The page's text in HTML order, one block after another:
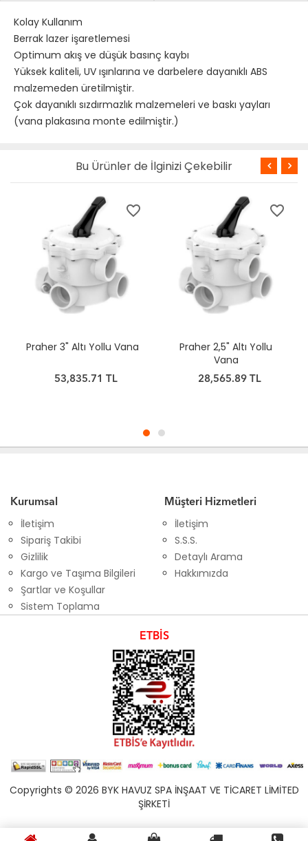
Kolay Kullanım
Berrak lazer işaretlemesi
Optimum akış ve düşük basınç kaybı
Yüksek kaliteli, UV ışınlarına ve darbelere dayanıklı ABS
malzemeden üretilmiştir.
Çok dayanıklı sızdırmazlık malzemeleri ve baskı yayları
(vana plakasına monte edilmiştir.)
Bu Ürünler de İlginizi Çekebilir
favorite_border
Praher 3" Altı Yollu Vana
53,835.71 TL
favorite_border
Praher 2,5" Altı Yollu
Vana
28,565.89 TL
Kurumsal
İletişim
Sipariş Takibi
Gizlilik
Kargo ve Taşıma Bilgileri
Şartlar ve Koşullar
Sistem Toplama
Müşteri Hizmetleri
İletişim
S.S.S.
Detaylı Arama
Hakkımızda
ETBİS
Copyrights © 2026 BYK HAVUZ SPA İNŞAAT VE TİCARET LİMİTED
ŞİRKETİ